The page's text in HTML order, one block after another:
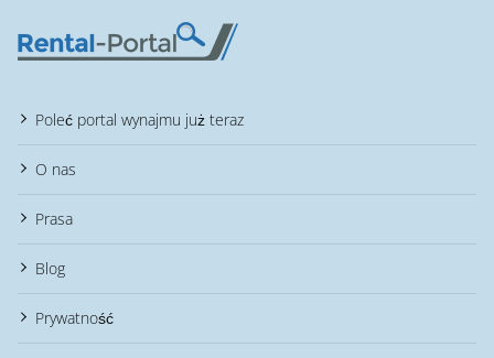
Poleć portal wynajmu już teraz
O nas
Prasa
Blog
Prywatność